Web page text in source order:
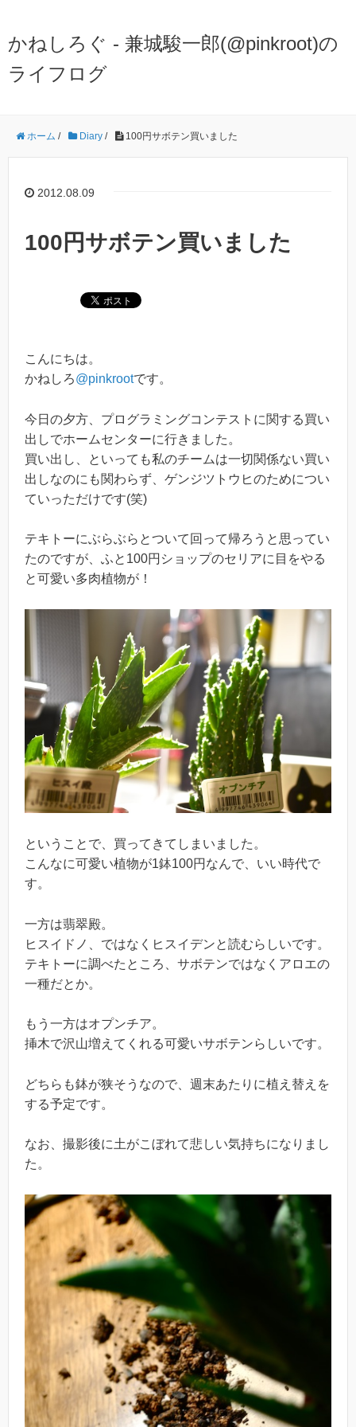
かねしろぐ - 兼城駿一郎(@pinkroot)の
ライフログ
ホーム / Diary / 100円サボテン買いました
2012.08.09
100円サボテン買いました
こんにちは。
かねしろ@pinkrootです。
今日の夕方、プログラミングコンテストに関する買い
出しでホームセンターに行きました。
買い出し、といっても私のチームは一切関係ない買い
出しなのにも関わらず、ゲンジツトウヒのためについ
ていっただけです(笑)
テキトーにぶらぶらとついて回って帰ろうと思ってい
たのですが、ふと100円ショップのセリアに目をやる
と可愛い多肉植物が！
ということで、買ってきてしまいました。
こんなに可愛い植物が1鉢100円なんで、いい時代で
す。
一方は翡翠殿。
ヒスイドノ、ではなくヒスイデンと読むらしいです。
テキトーに調べたところ、サボテンではなくアロエの
一種だとか。
もう一方はオプンチア。
挿木で沢山増えてくれる可愛いサボテンらしいです。
どちらも鉢が狭そうなので、週末あたりに植え替えを
する予定です。
なお、撮影後に土がこぼれて悲しい気持ちになりまし
た。